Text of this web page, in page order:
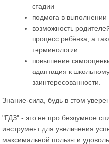
стадии
подмога в выполнении
возможность
процесс ребёнка, а
терминологии
повышение
адаптация к
заинтересованности.
Знание-сила, будь в этом
"ГДЗ" - это не про бездумное
инструмент для увеличения
максимальной пользы и